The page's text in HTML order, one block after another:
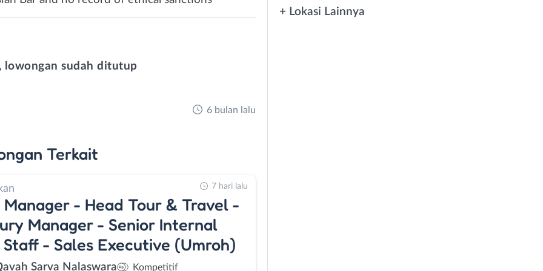
lowongan sudah ditutup
6 bulan lalu
Terkait
- Head Tour & Travel -
Manager - Senior Internal
- Sales Executive (Umroh)
Sarva Nalaswara Kompetitif
7 hari lalu
+ Lokasi Lainnya